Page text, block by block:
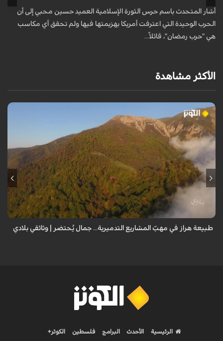
أشار المتحدث باسم حرس الثورة الإسلامية العميد حسين محبي إلى أن
الحرب الوحيدة التي اعترفت أمريكا بهزيمتها فيها ولم تحقق أي مكاسب
هي "حرب رمضان"، قائلاً...
الأكثر مشاهدة
من قلب طبيعة هراز التي كانت يوماً من أجمل الموائل الطبيعية في إيران، يحذر
المعد من كارثة بيئية: "وحش الأعمال والمشاريع التدميرية تنهش بجسم
طبيعة هراز في مهبّ المشاريع التدميرية... جمال يُحتضر | وثائقي بلادي
الرئيسية الأحدث البرامج فلسطين الكوثر+